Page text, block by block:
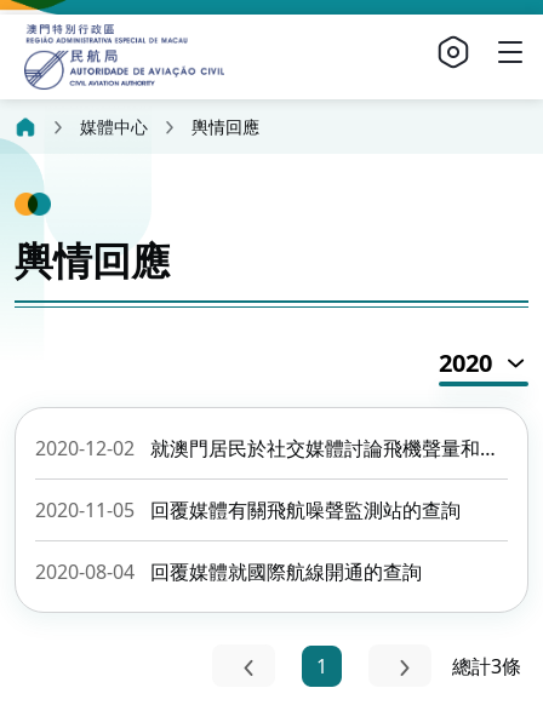
媒體中心 輿情回應
輿情回應
2020
2020-12-02 就澳門居民於社交媒體討論飛機聲量和媒體查詢的回應(更新)
2020-11-05 回覆媒體有關飛航噪聲監測站的查詢
2020-08-04 回覆媒體就國際航線開通的查詢
1 總計3條